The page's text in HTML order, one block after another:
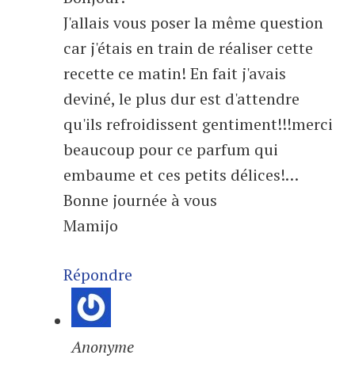
J'allais vous poser la même question
car j'étais en train de réaliser cette
recette ce matin! En fait j'avais
deviné, le plus dur est d'attendre
qu'ils refroidissent gentiment!!!merci
beaucoup pour ce parfum qui
embaume et ces petits délices!…
Bonne journée à vous
Mamijo
Répondre
Anonyme